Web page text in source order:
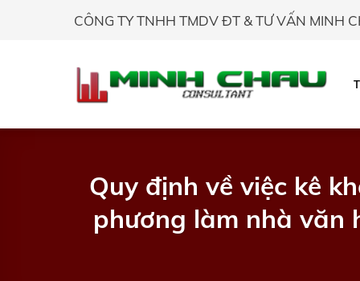
CÔNG TY TNHH TMDV ĐT & TƯ VẤN MINH
Quy định về việc kê
phương làm nhà văn